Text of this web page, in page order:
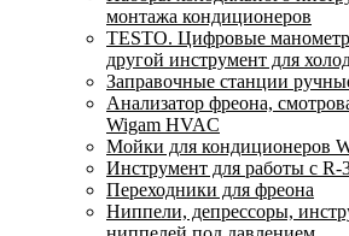
монтажа кондиционеров
TESTO. Цифровые
другой инструмент для
Заправочные станции
Анализатор фреона,
Wigam HVAC
Мойки для кондиционеров
Инструмент для работы с R-
Переходники для фреона
Ниппели, депрессоры,